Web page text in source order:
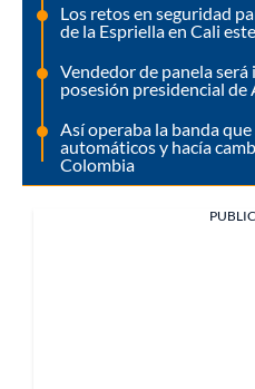
Los retos en seguridad
de la Espriella en Cali
Vendedor de panela
posesión presidencial de
Así operaba la banda
automáticos y hacía
Colombia